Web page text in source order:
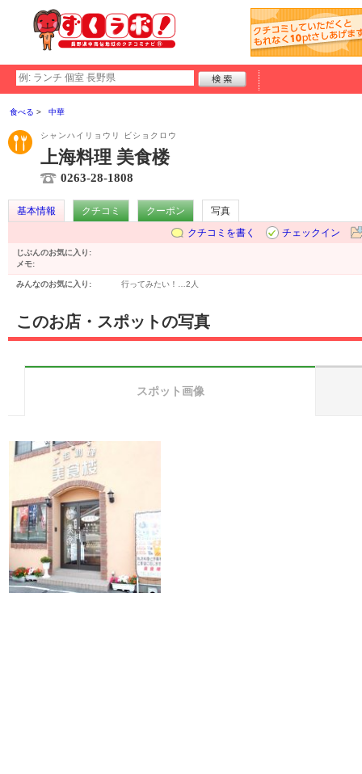
食べる 中華
シャンハイリョウリ ビショクロウ
上海料理 美食楼
0263-28-1808
基本情報 クチコミ クーポン
写真
クチコミを書く
チェックイン
じぶんのお気に入り:
メモ:
みんなのお気に入り: 行ってみたい！… 2人
このお店・スポットの写真
スポット画像